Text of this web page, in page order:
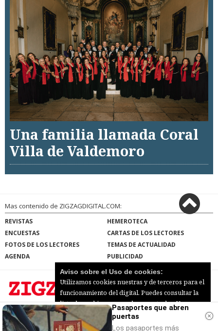
Una familia llamada Coral
Villa de Valdemoro
Mas contenido de ZIGZAGDIGITAL.COM:
REVISTAS
HEMEROTECA
ENCUESTAS
CARTAS DE LOS LECTORES
FOTOS DE LOS LECTORES
TEMAS DE ACTUALIDAD
AGENDA
PUBLICIDAD
ZIGZAGDIGITAL.COM | Términos de uso|
Protección de datos|Mapa del sitio
© 2026 | Todos los derechos reservados
Pasaportes que abren
puertas
Los pasaportes más
Aviso sobre el Uso de cookies:
Utilizamos cookies nuestras y de terceros para el
funcionamiento del digital. Puedes consultar la
lista de cookies y como desconectarlas.Ver
nuestra Política de Privacidad y Cookies